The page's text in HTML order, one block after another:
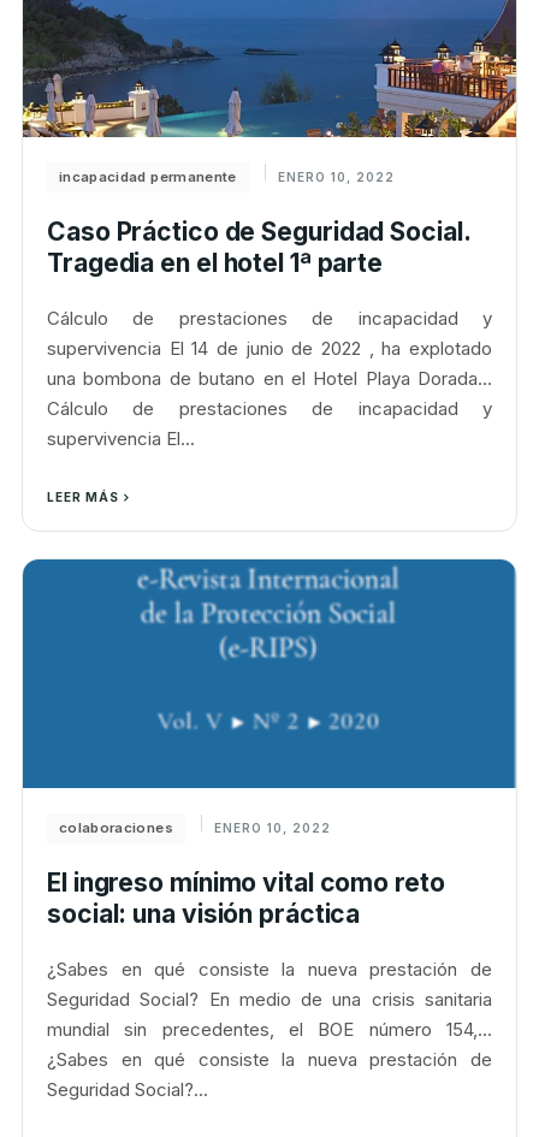
incapacidad permanente ENERO 10, 2022
Caso Práctico de Seguridad Social.
Tragedia en el hotel 1ª parte
Cálculo de prestaciones de incapacidad y
supervivencia El 14 de junio de 2022 , ha explotado
una bombona de butano en el Hotel Playa Dorada...
Cálculo de prestaciones de incapacidad y
supervivencia El...
LEER MÁS
colaboraciones ENERO 10, 2022
El ingreso mínimo vital como reto
social: una visión práctica
¿Sabes en qué consiste la nueva prestación de
Seguridad Social? En medio de una crisis sanitaria
mundial sin precedentes, el BOE número 154,...
¿Sabes en qué consiste la nueva prestación de
Seguridad Social?...